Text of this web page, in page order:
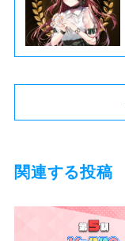
関連する投稿